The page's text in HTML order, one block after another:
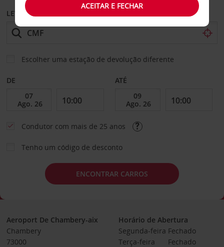
LEVANTAR EM
Escolher uma estação de devolução diferente
DE ATÉ
Condutor com mais de 25 anos
Tenho um código de desconto
ENCONTRAR CARROS
Aeroport De Chambery-aix
Chambery
73000
Horário de Abertura
Segunda-feira Fechado
Terça-feira
Fechado
ACEITAR E FECHAR